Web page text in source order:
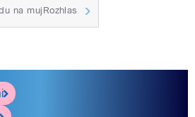
na mujRozhlas